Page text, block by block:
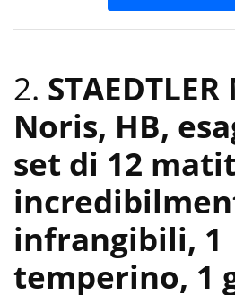
2.
Noris, HB,
set di 12
infrangibili, 1
temperino, 1